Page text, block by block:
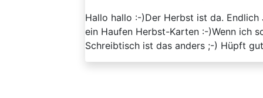
Hallo hallo :-)Der Herbst ist da.
ein Haufen Herbst-Karten :-)Wenn ich
Schreibtisch ist das anders ;-) Hüpft